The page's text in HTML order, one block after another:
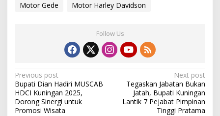
Motor Gede
Motor Harley Davidson
Follow Us
Post
navigation
Previous post
Bupati Dian Hadiri MUSCAB
HDCI Kuningan 2025,
Dorong Sinergi untuk
Promosi Wisata
Next post
Tegaskan Jabatan Bukan
Jatah, Bupati Kuningan
Lantik 7 Pejabat Pimpinan
Tinggi Pratama